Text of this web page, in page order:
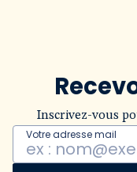
Inscrivez-vous
Votre adresse mail